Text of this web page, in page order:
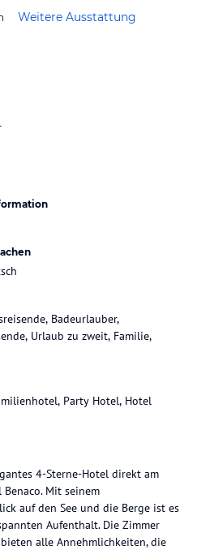
Weitere Ausstattung
Badeurlauber,
Urlaub zu zweit, Familie,
Party Hotel, Hotel
4-Sterne-Hotel direkt am
Benaco. Mit seinem
auf den See und die Berge ist es
Aufenthalt. Die Zimmer
alle Annehmlichkeiten, die